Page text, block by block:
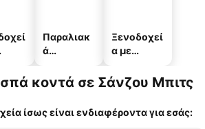
Παραλιακ
ά
α
Ξενοδοχεί
α με
κοντά σε Σάνζου Μπιτς
ίσως είναι ενδιαφέροντα για εσάς: